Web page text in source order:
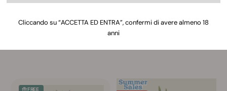
In promozione
FREE
Cliccando su “ACCETTA ED ENTRA”, confermi di avere almeno 18
anni